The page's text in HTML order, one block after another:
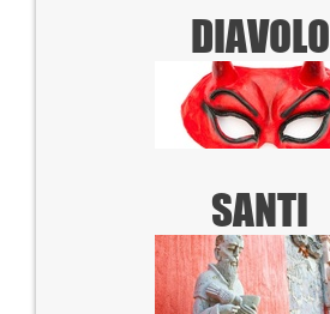
DIAVOLO
SANTI